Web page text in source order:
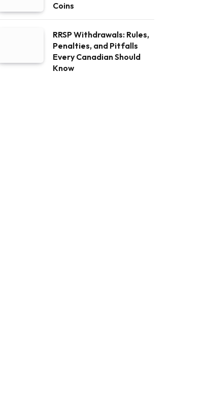
Coins
RRSP Withdrawals: Rules,
Penalties, and Pitfalls
Every Canadian Should
Know